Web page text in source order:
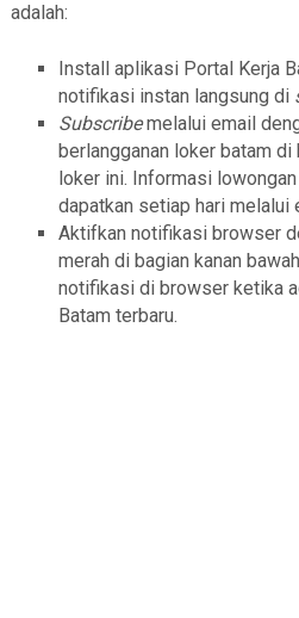
adalah:
Install aplikasi Portal Kerja
notifikasi instan langsung di
Subscribemelalui email
berlangganan loker batam di
loker ini. Informasi
dapatkan setiap hari melalui
Aktifkan notifikasi browser
merah di bagian kanan
notifikasi di browser ketika
Batam terbaru.